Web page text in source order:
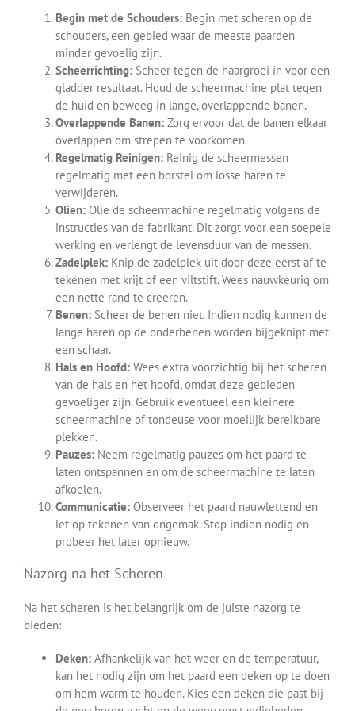
Begin met de Schouders: Begin met scheren op de
schouders, een gebied waar de meeste paarden
minder gevoelig zijn.
Scheerrichting: Scheer tegen de haargroei in voor een
gladder resultaat. Houd de scheermachine plat tegen
de huid en beweeg in lange, overlappende banen.
Overlappende Banen: Zorg ervoor dat de banen elkaar
overlappen om strepen te voorkomen.
Regelmatig Reinigen: Reinig de scheermessen
regelmatig met een borstel om losse haren te
verwijderen.
Olien: Olie de scheermachine regelmatig volgens de
instructies van de fabrikant. Dit zorgt voor een soepele
werking en verlengt de levensduur van de messen.
Zadelplek: Knip de zadelplek uit door deze eerst af te
tekenen met krijt of een viltstift. Wees nauwkeurig om
een nette rand te creëren.
Benen: Scheer de benen niet. Indien nodig kunnen de
lange haren op de onderbenen worden bijgeknipt met
een schaar.
Hals en Hoofd: Wees extra voorzichtig bij het scheren
van de hals en het hoofd, omdat deze gebieden
gevoeliger zijn. Gebruik eventueel een kleinere
scheermachine of tondeuse voor moeilijk bereikbare
plekken.
Pauzes: Neem regelmatig pauzes om het paard te
laten ontspannen en om de scheermachine te laten
afkoelen.
Communicatie: Observeer het paard nauwlettend en
let op tekenen van ongemak. Stop indien nodig en
probeer het later opnieuw.
Nazorg na het Scheren
Na het scheren is het belangrijk om de juiste nazorg te
bieden:
Deken: Afhankelijk van het weer en de temperatuur,
kan het nodig zijn om het paard een deken op te doen
om hem warm te houden. Kies een deken die past bij